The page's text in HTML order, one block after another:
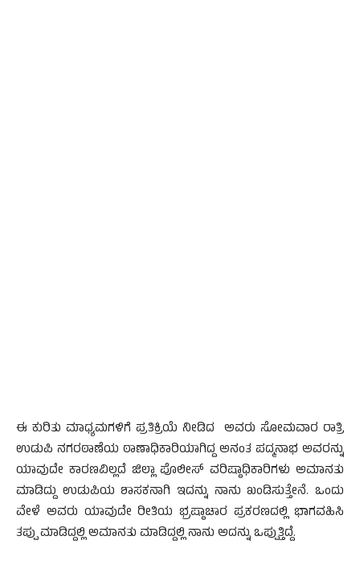
ಈ ಕುರಿತು ಮಾಧ್ಯಮಗಳಿಗೆ ಪ್ರತಿಕ್ರಿಯೆ ನೀಡಿದ ಅವರು ಸೋಮವಾರ ರಾತ್ರಿ
ಉಡುಪಿ ನಗರಠಾಣೆಯ ಠಾಣಾಧಿಕಾರಿಯಾಗಿದ್ದ ಅನಂತ ಪದ್ಮನಾಭ ಅವರನ್ನು
ಯಾವುದೇ ಕಾರಣವಿಲ್ಲದೆ ಜಿಲ್ಲಾ ಪೊಲೀಸ್ ವರಿಷ್ಠಾಧಿಕಾರಿಗಳು ಅಮಾನತು
ಮಾಡಿದ್ದು ಉಡುಪಿಯ ಶಾಸಕನಾಗಿ ಇದನ್ನು ನಾನು ಖಂಡಿಸುತ್ತೇನೆ. ಒಂದು
ವೇಳೆ ಅವರು ಯಾವುದೇ ರೀತಿಯ ಭ್ರಷ್ಠಾಚಾರ ಪ್ರಕರಣದಲ್ಲಿ ಭಾಗವಹಿಸಿ
ತಪ್ಪು ಮಾಡಿದ್ದಲ್ಲಿ ಅಮಾನತು ಮಾಡಿದ್ದಲ್ಲಿ ನಾನು ಅದನ್ನು ಒಪ್ಪುತ್ತಿದ್ದೆ.